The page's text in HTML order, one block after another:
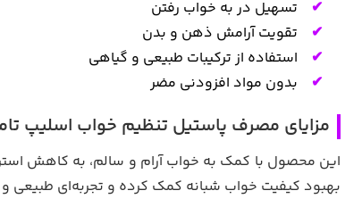
تسهیل در به خواب رفتن
تقویت آرامش ذهن و بدن
استفاده از ترکیبات طبیعی و گیاهی
بدون مواد افزودنی مضر
مزایای مصرف پاستیل تنظیم خواب اسلیپ
این محصول با کمک به خواب آرام و سالم، به کاهش
بهبود کیفیت خواب شبانه کمک کرده و تجربه‌ای طبیعی و